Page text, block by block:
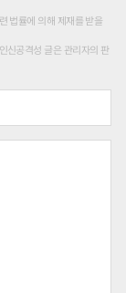
법률에 의해 제재를 받을
신공격성 글은 관리자의 판